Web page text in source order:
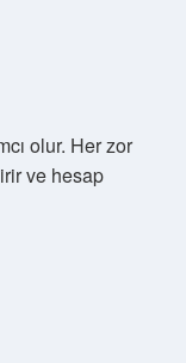
olur. Her zor
ve hesap